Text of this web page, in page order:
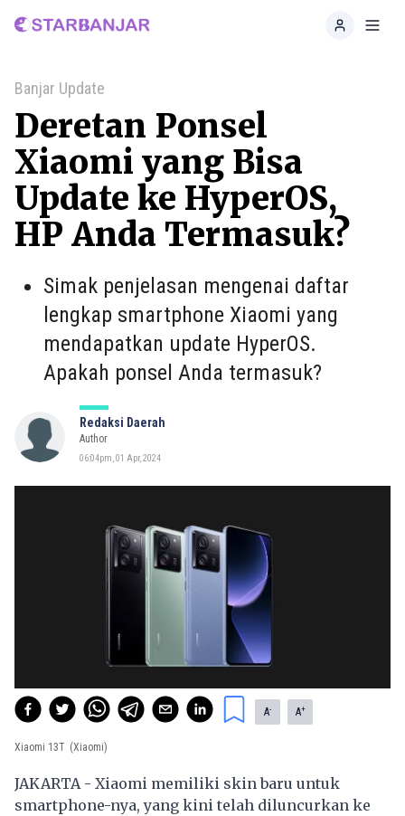
Home
Banjar Update
Deretan Ponsel
Xiaomi yang Bisa
Update ke HyperOS,
HP Anda Termasuk?
Simak penjelasan mengenai daftar
lengkap smartphone Xiaomi yang
mendapatkan update HyperOS.
Apakah ponsel Anda termasuk?
Redaksi Daerah
Author
06:04pm, 01 Apr, 2024
A- A+
Xiaomi 13T (Xiaomi)
JAKARTA - Xiaomi memiliki skin baru untuk
smartphone-nya, yang kini telah diluncurkan ke